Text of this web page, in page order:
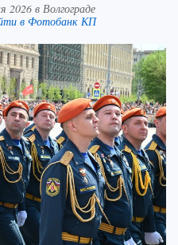
в Волгограде
в Фотобанк КП